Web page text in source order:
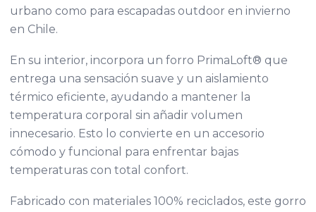
urbano como para escapadas outdoor en invierno
en Chile.
En su interior, incorpora un forro PrimaLoft® que
entrega una sensación suave y un aislamiento
térmico eficiente, ayudando a mantener la
temperatura corporal sin añadir volumen
innecesario. Esto lo convierte en un accesorio
cómodo y funcional para enfrentar bajas
temperaturas con total confort.
Fabricado con materiales 100% reciclados, este gorro